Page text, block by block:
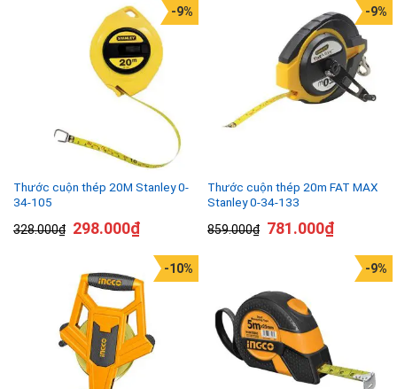
Thước cuộn thép 20M Stanley 0-
34-105
328.000₫
-9%
298.000₫
Thước cuộn thép 20m FAT MAX
Stanley 0-34-133
859.000₫
-9%
781.000₫
-10% -9%